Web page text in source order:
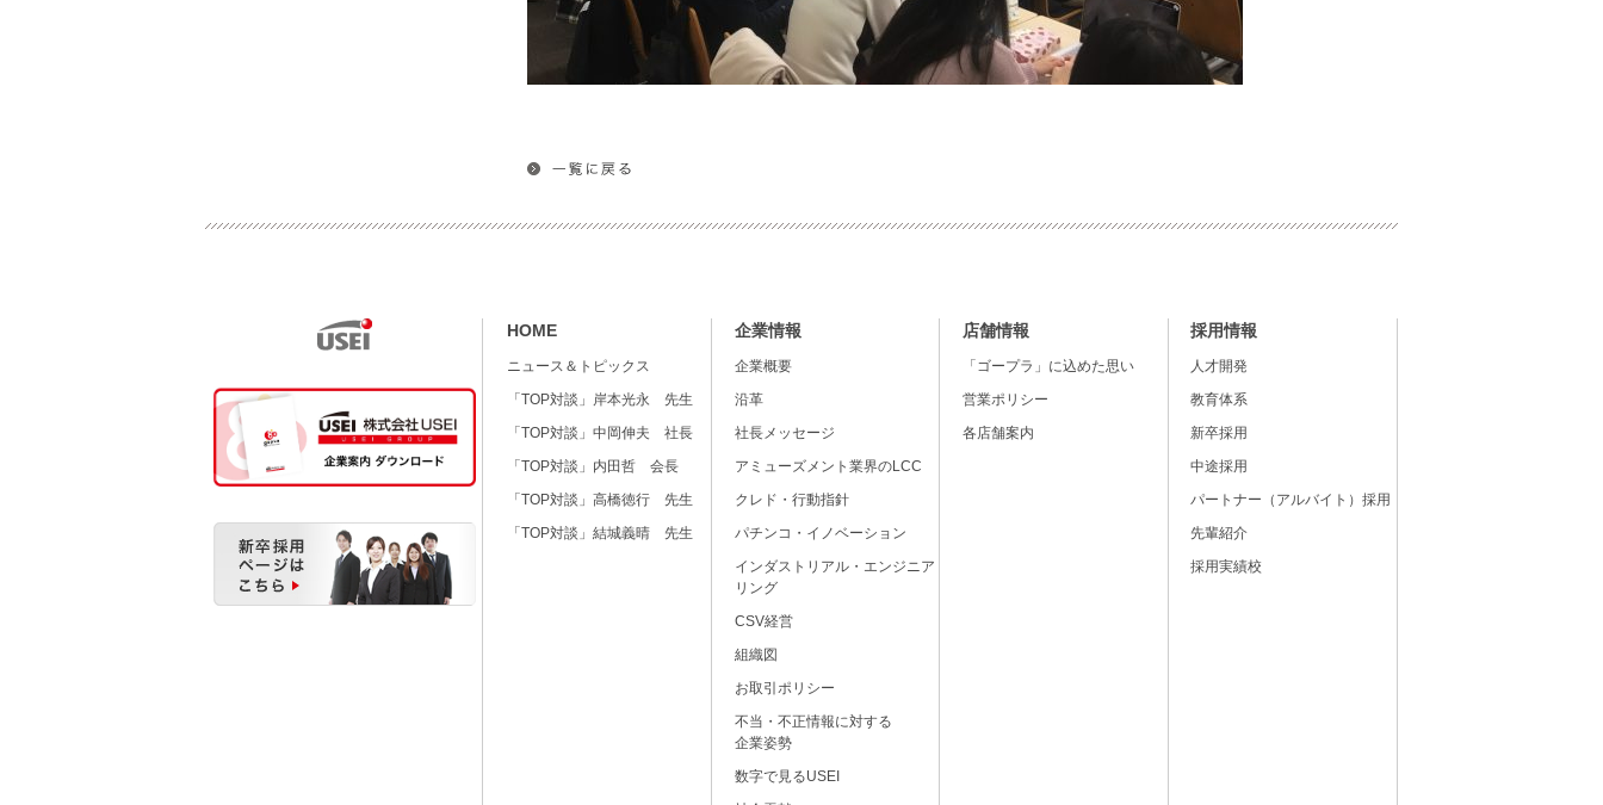
HOME
ニュース＆トピックス
「TOP対談」岸本光永 先生
「TOP対談」中岡伸夫 社長
「TOP対談」内田哲 会長
「TOP対談」高橋徳行 先生
「TOP対談」結城義晴 先生
企業情報
企業概要
沿革
社長メッセージ
アミューズメント業界のLCC
クレド・行動指針
パチンコ・イノベーション
インダストリアル・エンジニア
リング
CSV経営
組織図
お取引ポリシー
不当・不正情報に対する
企業姿勢
数字で見るUSEI
店舗情報
「ゴープラ」に込めた思い
営業ポリシー
各店舗案内
採用情報
人才開発
教育体系
新卒採用
中途採用
パートナー（アルバイト）採用
先輩紹介
採用実績校